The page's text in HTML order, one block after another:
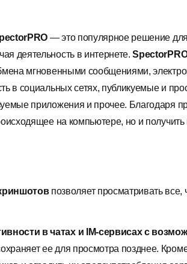
PRO — это популярное решение
деятельность в интернете.Spector
мгновенными сообщениями,
в социальных сетях, публикуемые и
приложения и прочее. Благодаря
на компьютере, но и
позволяет просматривать
в чатах и IM-сервисах с
ее для просмотра позднее.